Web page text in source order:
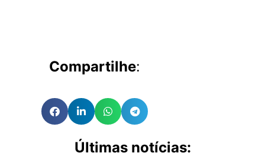
Compartilhe:
Últimas notícias: